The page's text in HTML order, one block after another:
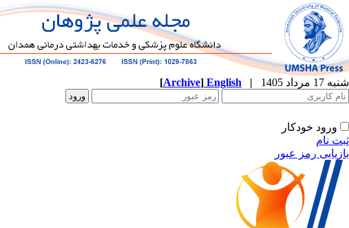
شنبه 17 مرداد 1405 |
English
[Archive]
ورود خودکار
ثبت نام
بازیابی رمز عبور